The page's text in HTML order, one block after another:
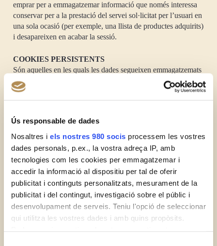
Ús responsable de dades
Nosaltres i els nostres 980 socis processem les vostres
dades personals, p.ex., la vostra adreça IP, amb
tecnologies com les cookies per emmagatzemar i
accedir la informació al dispositiu per tal de oferir
publicitat i continguts personalitzats, mesurament de la
publicitat i del contingut, investigació sobre el públic i
desenvolupament de serveis. Teniu l'opció de seleccionar
qui utilitza les vostres dades i amb quins propòsits.
emprar per a emmagatzemar informació que només interessa
conservar per a la prestació del servei sol·licitat per l’usuari en
una sola ocasió (per exemple, una llista de productes adquirits)
i desapareixen en acabar la sessió.
COOKIES PERSISTENTS
Són aquelles en les quals les dades segueixen emmagatzemats
en el terminal i poden ser accedits i tractats durant un període
definit pel responsable de la cookie, i que pot anar d’uns
minuts a diversos anys.
SEGONS LA SEVA FINALITAT
COOKIES TÈCNIQUES
Són aquelles que permeten a l’usuari la navegació a través
d’una pàgina web, plataforma o aplicació i la utilització de les
diferents opcions o serveis que en ella existeixin.
COOKIES DE PERSONALITZACIÓ
Permeten aplicar característiques pròpies per a la navegació de